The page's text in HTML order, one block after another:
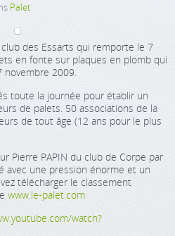
Palet
club des Essarts qui remporte le 7
en fonte sur plaques en plomb qui
novembre 2009.
toute la journée pour établir un
de palets. 50 associations de la
de tout âge (12 ans pour le plus
Pierre PAPIN du club de Corpe par
avec une pression énorme et un
télécharger le classement
www.le-palet.com
watch?